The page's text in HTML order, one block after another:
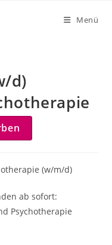
Menü
d)
(w/m/d)
ab sofort:
Psychotherapie